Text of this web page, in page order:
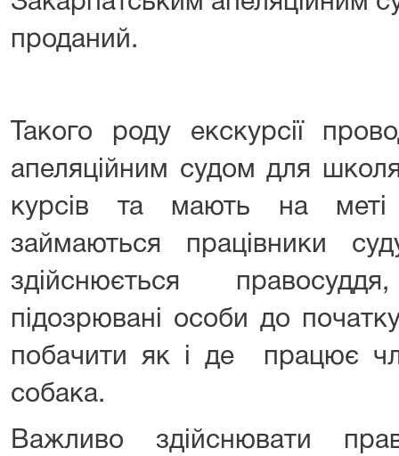
проданий.
Такого роду екскурсії
апеляційним судом для
курсів та мають на
займаються працівники
здійснюється
підозрювані особи до
побачити як і де працює
собака.
Важливо здійснювати